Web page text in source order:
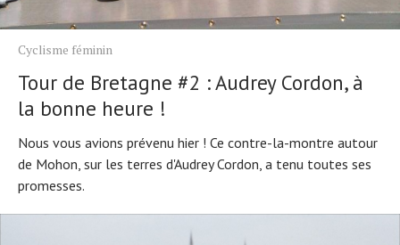
Cyclisme féminin
Tour de Bretagne #2 : Audrey Cordon, à
la bonne heure !
Nous vous avions prévenu hier ! Ce contre-la-montre autour
de Mohon, sur les terres d'Audrey Cordon, a tenu toutes ses
promesses.